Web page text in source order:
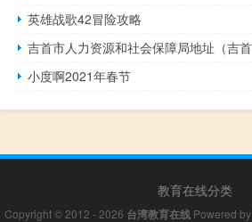
英雄战歌42冒险攻略
小度啊2021年春节
教育在线分类
Copyright © 2012 - 2026 台湾教育在线Powered by